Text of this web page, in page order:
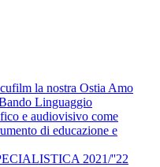
la nostra Ostia Amo
Linguaggio
e audiovisivo come
di educazione e
2021/''22